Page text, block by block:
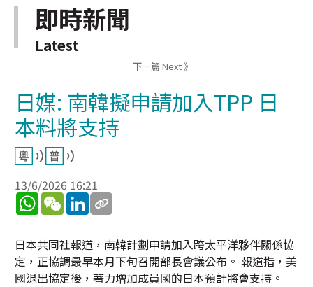
即時新聞
Latest
下一篇 Next 》
日媒: 南韓擬申請加入TPP 日
本料將支持
13/6/2026 16:21
WhatsApp
WeChatLinkedIn
日本共同社報道，南韓計劃申請加入跨太平洋夥伴關係協
定，正協調最早本月下旬召開部長會議公布。 報道指，美
國退出協定後，著力增加成員國的日本預計將會支持。